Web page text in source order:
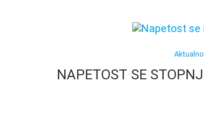
Aktualno
NAPETOST SE